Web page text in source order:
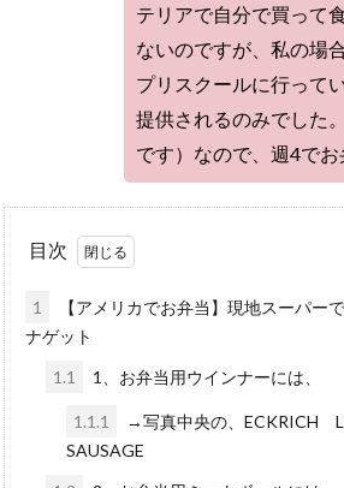
テリアで自分で買って
ないのですが、私の場
プリスクールに行って
提供されるのみでした
です）なので、週4でお
目次
1
【アメリカでお弁当】現地スーパー
ナゲット
1.1
1、お弁当用ウインナーには、
1.1.1
→写真中央の、ECKRICH
SAUSAGE